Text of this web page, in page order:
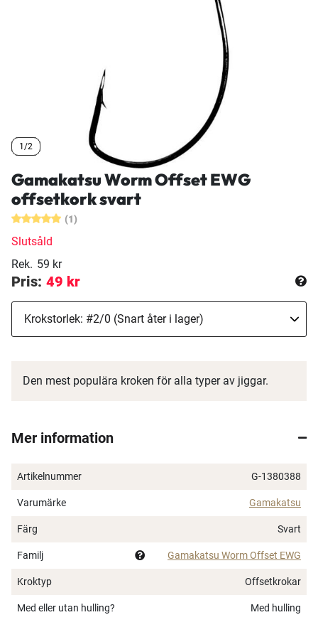
1/2
1/2
1/2
Gamakatsu Worm Offset EWG
offsetkork svart
(1)
Slutsåld
Rek. 59 kr
Pris: 49 kr
Den mest populära kroken för alla typer av jiggar.
Mer information
Artikelnummer G-1380388
Varumärke Gamakatsu
Färg Svart
Familj Gamakatsu Worm Offset EWG
Kroktyp Offsetkrokar
Med eller utan hulling? Med hulling